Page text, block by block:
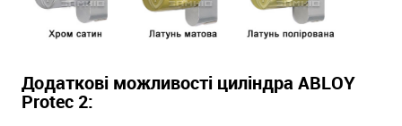
Додаткові можливості циліндра ABLOY
Protec 2: